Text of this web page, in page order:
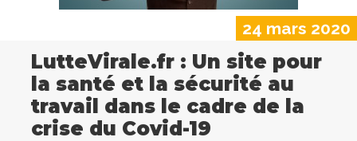
24 mars 2020
LutteVirale.fr : Un site pour
la santé et la sécurité au
travail dans le cadre de la
crise du Covid-19